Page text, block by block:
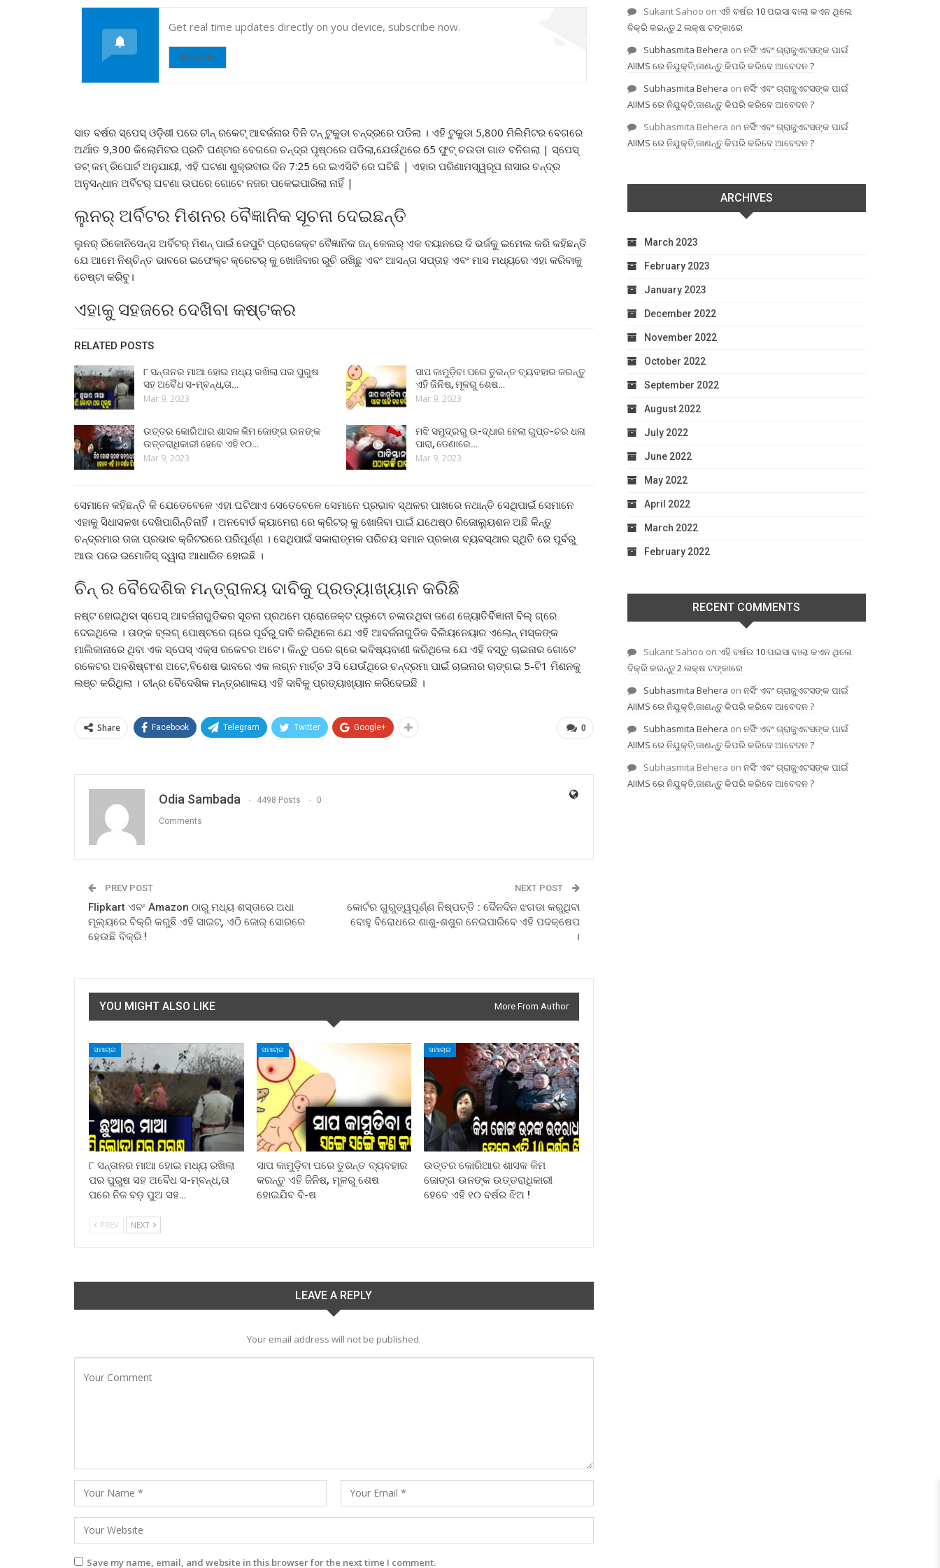
Get real time updates directly on you device, subscribe now.
Subscribe
ସାତ ବର୍ଷର ସ୍ପେସ୍ ଓଡ଼ିଶୀ ପରେ ଚୀନ୍ ରକେଟ୍ ଆବର୍ଜନାର ତିନି ଟନ୍ ଟୁକୁଡା ଚନ୍ଦ୍ରରେ ପଡିଲା । ଏହି ଟୁକୁଡା 5,800 ମିଲିମିଟର ବେଗରେ
ଅର୍ଥାତ 9,300 କିଲୋମିଟର ପ୍ରତି ଘଣ୍ଟାର ବେଗରେ ଚନ୍ଦ୍ର ପୃଷ୍ଠରେ ପଡିଲା,ଯେଉଁଥିରେ 65 ଫୁଟ୍ ଚଉଡା ଗାତ ବନିଗଲା | ସ୍ପେସ୍
ଡଟ୍ କମ୍ ରିପୋର୍ଟ ଅନୁଯାୟୀ, ଏହି ଘଟଣା ଶୁକ୍ରବାର ଦିନ 7:25 ରେ ଇଏସିଟି ରେ ଘଟିଛି | ଏହାର ପରିଣାମସ୍ୱରୂପ ନାସାର ଚନ୍ଦ୍ର
ଅନୁସନ୍ଧାନ ଅର୍ବିଟର୍ ଘଟଣା ଉପରେ ଗୋଟେ ନଜର ପକେଇପାରିଲା ନାହିଁ |
ଲୁନର୍ ଅର୍ବିଟର ମିଶନର ବୈଜ୍ଞାନିକ ସୂଚନା ଦେଇଛନ୍ତି
ଲୁନର୍ ରିକୋନିସେନ୍ସ ଅର୍ବିଟର୍ ମିଶନ୍ ପାଇଁ ଡେପୁଟି ପ୍ରୋଜେକ୍ଟ ବୈଜ୍ଞାନିକ ଜନ୍ କେଲର୍ ଏକ ବୟାନରେ ଦି ଭର୍ଜକୁ ଇମେଲ କରି କହିଛନ୍ତି
ଯେ ଆମେ ନିଶ୍ଚିନ୍ତ ଭାବରେ ଇଫେକ୍ଟ କ୍ରେଟର୍ କୁ ଖୋଜିବାର ରୁଚି ରଖିଛୁ ଏବଂ ଆସନ୍ତା ସପ୍ତାହ ଏବଂ ମାସ ମଧ୍ୟରେ ଏହା କରିବାକୁ
ଚେଷ୍ଟା କରିବୁ।
ଏହାକୁ ସହଜରେ ଦେଖିବା କଷ୍ଟକର
RELATED POSTS
୮ ସନ୍ତାନର ମାଆ ହୋଇ ମଧ୍ୟ ରଖିଲା ପର ପୁରୁଷ
ସହ ଅବୈଧ ସ-ମ୍ବନ୍ଧ,ତା…
Mar 9, 2023
ସାପ କାମୁଡ଼ିବା ପରେ ତୁରନ୍ତ ବ୍ୟବହାର କରନ୍ତୁ
ଏହି ଜିନିଷ, ମୂଳରୁ ଶେଷ…
Mar 9, 2023
ଉତ୍ତର କୋରିଆର ଶାସକ କିମ ଜୋଙ୍ଗ ଉନଙ୍କ
ଉତ୍ତରାଧିକାରୀ ହେବେ ଏହି ୧୦…
Mar 9, 2023
ମଝି ସମୁଦ୍ରରୁ ଉ-ଦ୍ଧାର ହେଲା ଗୁପ୍ତ-ଚର ଧଳା
ପାରା, ଡେଣାରେ…
Mar 9, 2023
ସେମାନେ କହିଛନ୍ତି କି ଯେତେବେଳେ ଏହା ଘଟିଥାଏ ସେତେବେଳେ ସେମାନେ ପ୍ରଭାବ ସ୍ଥଳର ପାଖରେ ନଥାନ୍ତି ସେଥିପାଇଁ ସେମାନେ
ଏହାକୁ ସିଧାସଳଖ ଦେଖିପାରିନ୍ତିନାହିଁ । ଅନବୋର୍ଡ କ୍ୟାମେରା ରେ କ୍ରିଟର୍ କୁ ଖୋଜିବା ପାଇଁ ଯଥେଷ୍ଠ ରିଜୋଲ୍ୟୁଶନ ଅଛି କିନ୍ତୁ
ଚନ୍ଦ୍ରମାର ତାଜା ପ୍ରଭାବ କ୍ରିଟରରେ ପରିପୂର୍ଣ୍ଣ । ସେଥିପାଇଁ ସକାରାତ୍ମକ ପରିଚୟ ସମାନ ପ୍ରକାଶ ବ୍ୟବସ୍ଥାର ସ୍ଥିତି ରେ ପୂର୍ବରୁ
ଆଉ ପରେ ଇମୋଜିସ୍ ଦ୍ୱାରା ଆଧାରିତ ହୋଇଛି ।
ଚିନ୍ ର ବୈଦେଶିକ ମନ୍ତ୍ରାଳୟ ଦାବିକୁ ପ୍ରତ୍ୟାଖ୍ୟାନ କରିଛି
ନଷ୍ଟ ହୋଇଥିବା ସ୍ପେସ୍ ଆବର୍ଜନାଗୁଡିକର ସୂଚନା ପ୍ରଥମେ ପ୍ରୋଜେକ୍ଟ ପ୍ଲୁଟୋ ଚଳାଉଥିବା ଜଣେ ଜ୍ୟୋତିର୍ବିଜ୍ଞାନୀ ବିଲ୍ ଗ୍ରେ
ଦେଇଥିଲେ । ତାଙ୍କ ବ୍ଲଗ୍ ପୋଷ୍ଟରେ ଗ୍ରେ ପୂର୍ବରୁ ଦାବି କରିଥିଲେ ଯେ ଏହି ଆବର୍ଜନାଗୁଡିକ ବିଲିୟନେୟାର ଏଲୋନ୍ ମସ୍କଙ୍କ
ମାଲିକାନାରେ ଥିବା ଏକ ସ୍ପେସ୍ ଏକ୍ସ ରକେଟର ଅଟେ। କିନ୍ତୁ ପରେ ଗ୍ରେ ଭବିଷ୍ୟବାଣୀ କରିଥିଲେ ଯେ ଏହି ବସ୍ତୁ ଚାଇନାର ଗୋଟେ
ରକେଟର ଅବଶିଷ୍ଟାଂଶ ଅଟେ,ବିଶେଷ ଭାବରେ ଏକ ଲଗ୍ନ ମାର୍ଚ୍ଚ 3ସି ଯେଉଁଥିରେ ଚନ୍ଦ୍ରମା ପାଇଁ ଚାଇନାର ଚାଙ୍ଗଇ 5-ଟି1 ମିଶନକୁ
ଲଞ୍ଚ କରିଥିଲା ​​। ଚୀନ୍‌ର ବୈଦେଶିକ ମନ୍ତ୍ରଣାଳୟ ଏହି ଦାବିକୁ ପ୍ରତ୍ୟାଖ୍ୟାନ କରିଦେଇଛି ।
0
Share Facebook Telegram Twitter Google+
Odia Sambada 4498 Posts 0
Comments
PREV POST
Flipkart ଏବଂ Amazon ଠାରୁ ମଧ୍ୟ ଶସ୍ତାରେ ଅଧା
ମୂଲ୍ୟରେ ବିକ୍ରି କରୁଛି ଏହି ସାଇଟ୍, ଏଠି ଜୋର୍ ସୋରରେ
ହେଉଛି ବିକ୍ରି !
NEXT POST
କୋର୍ଟର ଗୁରୁତ୍ୱପୂର୍ଣ୍ଣ ନିଷ୍ପତ୍ତି : ଦୈନଦିନ ଝଗଡା କରୁଥିବା
ବୋହୁ ବିରୋଧରେ ଶାଶୁ-ଶଶୁର ନେଇପାରିବେ ଏହି ପଦକ୍ଷେପ
।
YOU MIGHT ALSO LIKE More From Author
ସମାଚାର
୮ ସନ୍ତାନର ମାଆ ହୋଇ ମଧ୍ୟ ରଖିଲା
ପର ପୁରୁଷ ସହ ଅବୈଧ ସ-ମ୍ବନ୍ଧ,ତା
ପରେ ନିଜ ବଡ଼ ପୁଅ ସହ…
ସମାଚାର
ସାପ କାମୁଡ଼ିବା ପରେ ତୁରନ୍ତ ବ୍ୟବହାର
କରନ୍ତୁ ଏହି ଜିନିଷ, ମୂଳରୁ ଶେଷ
ହୋଇଯିବ ବି-ଷ
ସମାଚାର
ଉତ୍ତର କୋରିଆର ଶାସକ କିମ
ଜୋଙ୍ଗ ଉନଙ୍କ ଉତ୍ତରାଧିକାରୀ
ହେବେ ଏହି ୧୦ ବର୍ଷର ଝିଅ !
PREV NEXT
LEAVE A REPLY
Your email address will not be published.
Save my name, email, and website in this browser for the next time I comment.
Sukant Sahoo on ଏହି ବର୍ଷର 10 ପଇସା ବାଲା କଏନ ଥିଲେ
ବିକ୍ରି କରନ୍ତୁ 2 ଲକ୍ଷ ଟଙ୍କାରେ
Subhasmita Behera on ନର୍ସିଂ ଏବଂ ଗ୍ରାଜୁଏଟସଙ୍କ ପାଇଁ
AIIMS ରେ ନିଯୁକ୍ତି,ଜାଣନ୍ତୁ କିପରି କରିବେ ଆବେଦନ ?
Subhasmita Behera on ନର୍ସିଂ ଏବଂ ଗ୍ରାଜୁଏଟସଙ୍କ ପାଇଁ
AIIMS ରେ ନିଯୁକ୍ତି,ଜାଣନ୍ତୁ କିପରି କରିବେ ଆବେଦନ ?
Subhasmita Behera on ନର୍ସିଂ ଏବଂ ଗ୍ରାଜୁଏଟସଙ୍କ ପାଇଁ
AIIMS ରେ ନିଯୁକ୍ତି,ଜାଣନ୍ତୁ କିପରି କରିବେ ଆବେଦନ ?
ARCHIVES
March 2023
February 2023
January 2023
December 2022
November 2022
October 2022
September 2022
August 2022
July 2022
June 2022
May 2022
April 2022
March 2022
February 2022
RECENT COMMENTS
Sukant Sahoo on ଏହି ବର୍ଷର 10 ପଇସା ବାଲା କଏନ ଥିଲେ
ବିକ୍ରି କରନ୍ତୁ 2 ଲକ୍ଷ ଟଙ୍କାରେ
Subhasmita Behera on ନର୍ସିଂ ଏବଂ ଗ୍ରାଜୁଏଟସଙ୍କ ପାଇଁ
AIIMS ରେ ନିଯୁକ୍ତି,ଜାଣନ୍ତୁ କିପରି କରିବେ ଆବେଦନ ?
Subhasmita Behera on ନର୍ସିଂ ଏବଂ ଗ୍ରାଜୁଏଟସଙ୍କ ପାଇଁ
AIIMS ରେ ନିଯୁକ୍ତି,ଜାଣନ୍ତୁ କିପରି କରିବେ ଆବେଦନ ?
Subhasmita Behera on ନର୍ସିଂ ଏବଂ ଗ୍ରାଜୁଏଟସଙ୍କ ପାଇଁ
AIIMS ରେ ନିଯୁକ୍ତି,ଜାଣନ୍ତୁ କିପରି କରିବେ ଆବେଦନ ?